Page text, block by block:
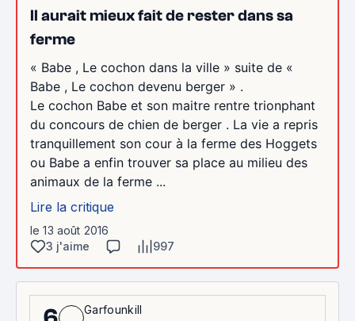
Il aurait mieux fait de rester dans sa
ferme
« Babe , Le cochon dans la ville » suite de «
Babe , Le cochon devenu berger » .
Le cochon Babe et son maitre rentre trionphant
du concours de chien de berger . La vie a repris
tranquillement son cour à la ferme des Hoggets
ou Babe a enfin trouver sa place au milieu des
animaux de la ferme ...
Lire la critique
le 13 août 2016
3 j'aime
997
Garfounkill